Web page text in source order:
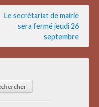
Le secrétariat de mairie
sera fermé jeudi 26
septembre